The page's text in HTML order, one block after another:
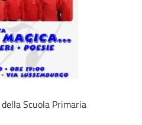
della Scuola Primaria